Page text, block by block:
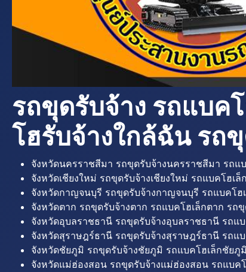
รถขุดรับจ้าง รถแบค
โฮรับจ้างใกล้ฉัน รถ
จังหวัดนครราชสีมา รถขุดรับจ้างนครราชสีมา รถ
จังหวัดเชียงใหม่ รถขุดรับจ้างเชียงใหม่ รถแบคโฮเ
จังหวัดกาญจนบุรี รถขุดรับจ้างกาญจนบุรี รถแบคโ
จังหวัดตาก รถขุดรับจ้างตาก รถแบคโฮเล็กตาก รถ
จังหวัดอุบลราชธานี รถขุดรับจ้างอุบลราชธานี รถ
จังหวัดสุราษฎร์ธานี รถขุดรับจ้างสุราษฎร์ธานี รถ
จังหวัดชัยภูมิ รถขุดรับจ้างชัยภูมิ รถแบคโฮเล็กชัย
จังหวัดแม่ฮ่องสอน รถขุดรับจ้างแม่ฮ่องสอน รถแบ